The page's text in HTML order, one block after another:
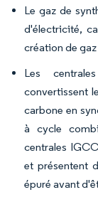
Le gaz de
d'électricité,
création de
Les
convertissent
carbone en
à cycle
centrales
et présentent
épuré avant